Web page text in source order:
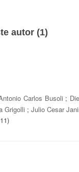
autor (1)
Carlos Busoli ;
Grigolli ; Julio Cesar